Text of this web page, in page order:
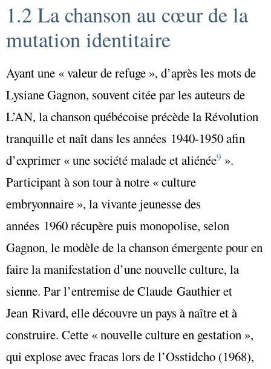
1.2 La chanson au cœur de la
mutation identitaire
Ayant une « valeur de refuge », d’après les mots de
Lysiane Gagnon, souvent citée par les auteurs de
L’AN, la chanson québécoise précède la Révolution
tranquille et naît dans les années 1940-1950 afin
d’exprimer « une société malade et aliénée9 ».
Participant à son tour à notre « culture
embryonnaire », la vivante jeunesse des
années 1960 récupère puis monopolise, selon
Gagnon, le modèle de la chanson émergente pour en
faire la manifestation d’une nouvelle culture, la
sienne. Par l’entremise de Claude Gauthier et
Jean Rivard, elle découvre un pays à naître et à
construire. Cette « nouvelle culture en gestation »,
qui explose avec fracas lors de l’Osstidcho (1968),